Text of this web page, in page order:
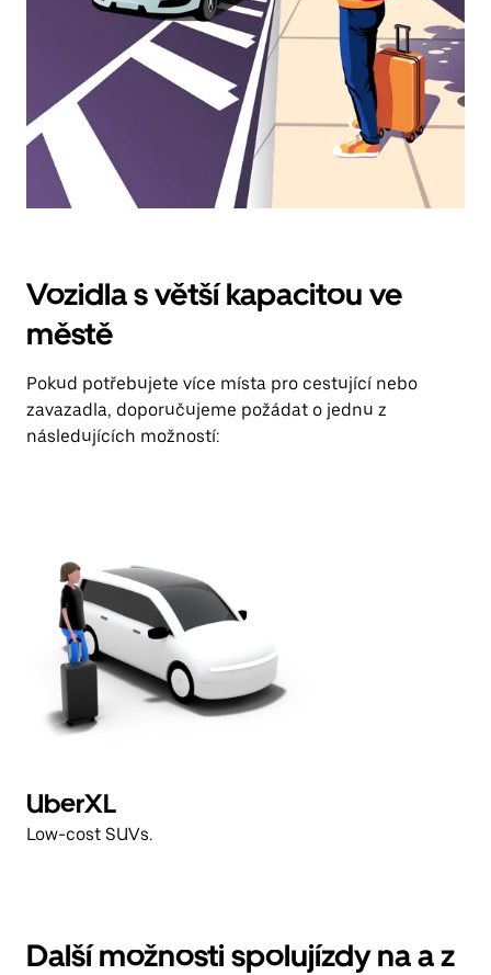
Vozidla s větší kapacitou ve
městě
Pokud potřebujete více místa pro cestující nebo
zavazadla, doporučujeme požádat o jednu z
následujících možností:
UberXL
Low-cost SUVs.
Další možnosti spolujízdy na a z